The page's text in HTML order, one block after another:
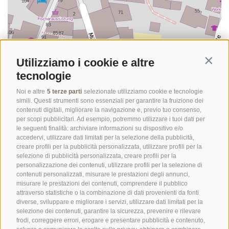
Utilizziamo i cookie e altre
tecnologie
Noi e altre 5 terze parti selezionate utilizziamo cookie e tecnologie
simili. Questi strumenti sono essenziali per garantire la fruizione dei
contenuti digitali, migliorare la navigazione e, previo tuo consenso,
per scopi pubblicitari. Ad esempio, potremmo utilizzare i tuoi dati per
le seguenti finalità: archiviare informazioni su dispositivo e/o
accedervi, utilizzare dati limitati per la selezione della pubblicità,
creare profili per la pubblicità personalizzata, utilizzare profili per la
selezione di pubblicità personalizzata, creare profili per la
personalizzazione dei contenuti, utilizzare profili per la selezione di
contenuti personalizzati, misurare le prestazioni degli annunci,
misurare le prestazioni dei contenuti, comprendere il pubblico
attraverso statistiche o la combinazione di dati provenienti da fonti
diverse, sviluppare e migliorare i servizi, utilizzare dati limitati per la
selezione dei contenuti, garantire la sicurezza, prevenire e rilevare
frodi, correggere errori, erogare e presentare pubblicità e contenuto,
© OpenStreetMapcontributors
UFFICIO PER IL PARCO NAZIONALE DELLO STELVIO
SOCIAL MEDIA POLICY | CREDITS | MAPPA DEL SITO | COOKIE POLICY | PRIVACY
Preferenze Cookies